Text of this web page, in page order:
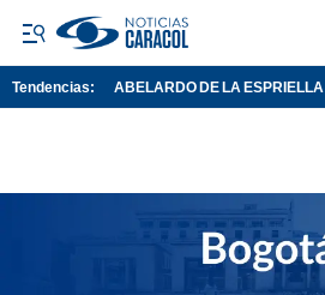
Tendencias: ABELARDO DE LA ESPRIELLA